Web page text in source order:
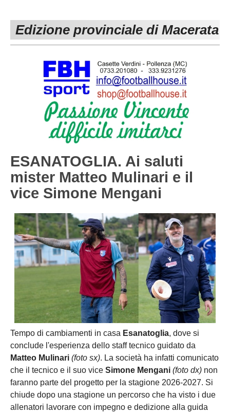
Carica la tua Rosa
1^ CATEGORIA
3^ CATEGORIA
GIOVANILI
Edizione provinciale di Macerata
ESANATOGLIA. Ai saluti
mister Matteo Mulinari e il
vice Simone Mengani
Tempo di cambiamenti in casa Esanatoglia, dove si
conclude l'esperienza dello staff tecnico guidato da
Matteo Mulinari (foto sx). La società ha infatti comunicato
che il tecnico e il suo vice Simone Mengani (foto dx) non
faranno parte del progetto per la stagione 2026-2027. Si
chiude dopo una stagione un percorso che ha visto i due
allenatori lavorare con impegno e dedizione alla guida